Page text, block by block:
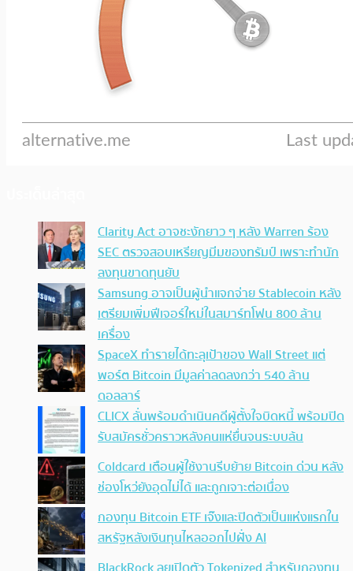
Clarity Act อาจชะงักยาว ๆ หลัง Warren ร้อง
SEC ตรวจสอบเหรียญมีมของทรัมป์ เพราะทำนัก
ลงทุนขาดทุนยับ
Samsung อาจเป็นผู้นำแจกจ่าย Stablecoin หลัง
เตรียมเพิ่มฟีเจอร์ใหม่ในสมาร์ทโฟน 800 ล้าน
เครื่อง
SpaceX ทำรายได้ทะลุเป้าของ Wall Street แต่
พอร์ต Bitcoin มีมูลค่าลดลงกว่า 540 ล้าน
ดอลลาร์
CLICX ลั่นพร้อมดำเนินคดีผู้ตั้งใจบิดหนี้ พร้อมปิด
รับสมัครชั่วคราวหลังคนแห่ยื่นจนระบบล้น
Coldcard เตือนผู้ใช้งานรีบย้าย Bitcoin ด่วน หลัง
ช่องโหว่ยังอุดไม่ได้ และถูกเจาะต่อเนื่อง
กองทุน Bitcoin ETF เจ๊งและปิดตัวเป็นแห่งแรกใน
สหรัฐหลังเงินทุนไหลออกไปฝั่ง AI